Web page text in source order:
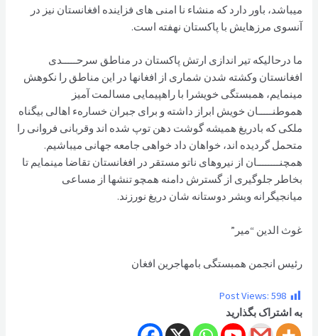
ميباشد، باور دارد که منشاء نا امنی های فزاينده افغانستان نيز در
آنسوی مرزهايش با پاکستان نهفته است.
ما درحاليکه تير اندازی ارتش پاکستان در مناطق سرحـــــدی
افغانستان وکشته شدن شماری از افغانها در اين مناطق را نکوهش
مينمايم، همبستگی خويشرا با راهپيمايی مسالمت آميز
هموطنـــــان خويش ابراز داشته و برای جبران خسارهء اهالی بيگناه
ملکی که بادريغ هميشه گوشت دهن توپ شده اند وقربانی فروانی را
متحمل گرديده اند، خواهان داد خواهی جامعه جهانی ميباشيم.
همچنــــــــان از نيروهای ناتو مستقر در افغانستان تقاضا مينمايم تا
بخاطر جلوگيری از گسترش دامنه همچو تنشها از مساعی
ميانجيگرانه وبشر دوستانه شان دريغ نورزند.
غوث الدین “مير”
رئیس انجمن همبستگی بامهاجرین افغان
Post Views: 598
به اشتراک بگذارید